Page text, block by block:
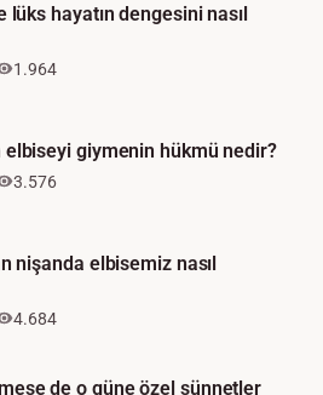
lüks hayatın dengesini nasıl
1.964
elbiseyi giymenin hükmü nedir?
3.576
nişanda elbisemiz nasıl
4.684
de o güne özel sünnetler